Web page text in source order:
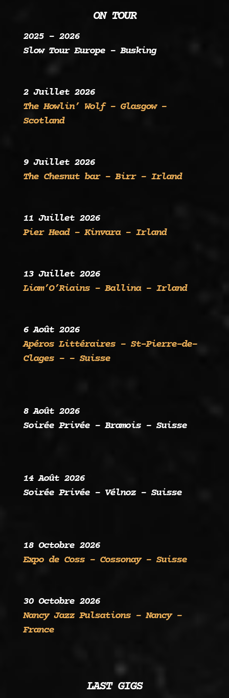
ON TOUR
2025 – 2026
Slow Tour Europe – Busking
2 Juillet 2026
The Howlin’ Wolf – Glasgow –
Scotland
9 Juillet 2026
The Chesnut bar – Birr – Irland
11 Juillet 2026
Pier Head – Kinvara – Irland
13 Juillet 2026
Liam’O’Riains – Ballina – Irland
6 Août 2026
Apéros Littéraires – St-Pierre-de-
Clages – – Suisse
8 Août 2026
Soirée Privée – Bramois – Suisse
14 Août 2026
Soirée Privée – Vélnoz – Suisse
18 Octobre 2026
Expo de Coss – Cossonay – Suisse
30 Octobre 2026
Nancy Jazz Pulsations – Nancy –
France
LAST GIGS